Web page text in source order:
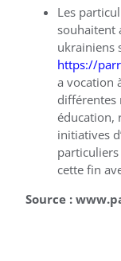
Les
souhaitent
ukrainiens
https://
a vocation
différentes
éducation,
initiatives
cette fin
Source :